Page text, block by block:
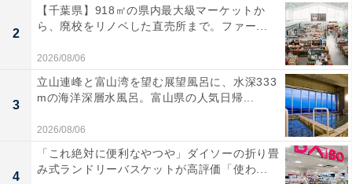
1. ポイントブラシ
2
【千葉県】918㎡の県内最大級マーケットか
ら、廃校をリノベした直売所まで。ファー...
2026/08/06
3
立山連峰と富山湾を望む展望風呂に、水深333
mの海洋深層水風呂。富山県の人気日帰...
2026/08/06
4
「これ絶対に便利なやつや」ダイソーの折り畳
み式ランドリーバスケットが高評価「使わ...